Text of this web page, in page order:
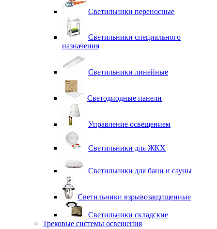
Светильники переносные
Светильники специального
назначения
Светильники линейные
Светодиодные панели
Управление освещением
Светильники для ЖКХ
Светильники для бани и сауны
Светильники взрывозащищенные
Светильники складские
Трековые системы освещения